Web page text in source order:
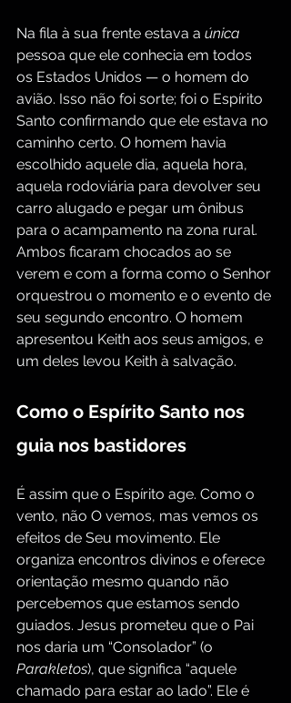
Na fila à sua frente estava a única
pessoa que ele conhecia em todos
os Estados Unidos — o homem do
avião. Isso não foi sorte; foi o Espírito
Santo confirmando que ele estava no
caminho certo. O homem havia
escolhido aquele dia, aquela hora,
aquela rodoviária para devolver seu
carro alugado e pegar um ônibus
para o acampamento na zona rural.
Ambos ficaram chocados ao se
verem e com a forma como o Senhor
orquestrou o momento e o evento de
seu segundo encontro. O homem
apresentou Keith aos seus amigos, e
um deles levou Keith à salvação.
Como o Espírito Santo nos
guia nos bastidores
É assim que o Espírito age. Como o
vento, não O vemos, mas vemos os
efeitos de Seu movimento. Ele
organiza encontros divinos e oferece
orientação mesmo quando não
percebemos que estamos sendo
guiados. Jesus prometeu que o Pai
nos daria um “Consolador” (o
Parakletos), que significa “aquele
chamado para estar ao lado”. Ele é